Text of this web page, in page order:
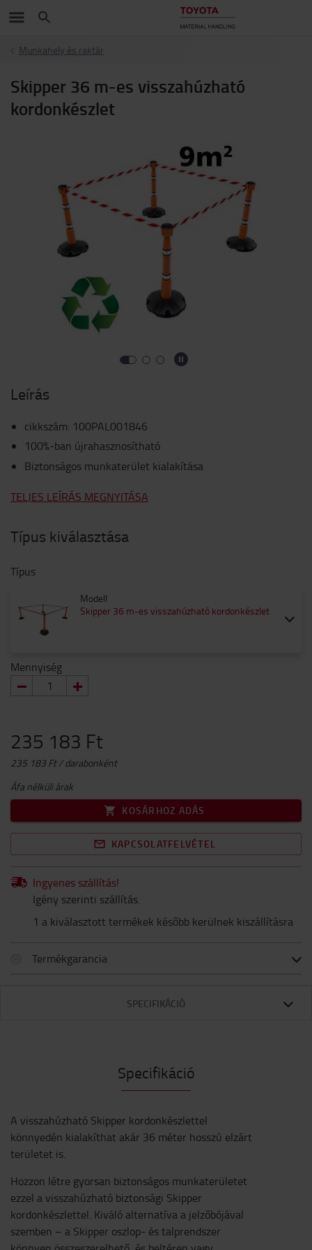
Munkahely és raktár
Skipper 36 m-es visszahúzható
kordonkészlet
Leírás
cikkszám: 100PAL001846
100%-ban újrahasznosítható
Biztonságos munkaterület kialakítása
TELJES LEÍRÁS MEGNYITÁSA
Típus kiválasztása
Típus
Modell
Skipper 36 m-es visszahúzható kordonkészlet
Mennyiség
235 183 Ft
235 183 Ft / darabonként
Áfa nélküli árak
KOSÁRHOZ ADÁS
KAPCSOLATFELVÉTEL
Ingyenes szállítás!
Igény szerinti szállítás.
1 a kiválasztott termékek később kerülnek kiszállításra
Termékgarancia
SPECIFIKÁCIÓ
Specifikáció
A visszahúzható Skipper kordonkészlettel
könnyedén kialakíthat akár 36 méter hosszú elzárt
területet is.
Hozzon létre gyorsan biztonságos munkaterületet
ezzel a visszahúzható biztonsági Skipper
kordonkészlettel. Kiváló alternatíva a jelzőbójával
szemben – a Skipper oszlop- és talprendszer